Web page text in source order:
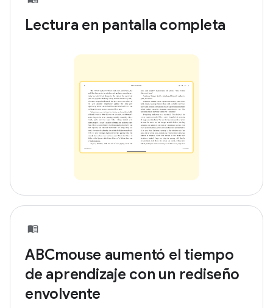
Lectura en pantalla completa
ABCmouse aumentó el tiempo
de aprendizaje con un rediseño
envolvente